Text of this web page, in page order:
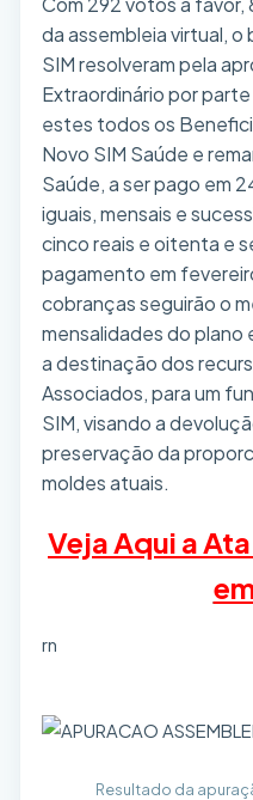
da assembleia virtual,
SIM resolveram pela
Extraordinário por
estes todos os
Novo SIM Saúde e
Saúde, a ser pago em
iguais, mensais e
cinco reais e oitenta e
pagamento em
cobranças seguirão o
mensalidades do plano
a destinação dos
Associados, para um
SIM, visando a
preservação da
moldes atuais.
Veja Aqui a
rn
Resultado da